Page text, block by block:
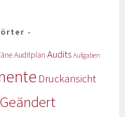
Auditplan Audits Aufgaben
Druckansicht
Geändert